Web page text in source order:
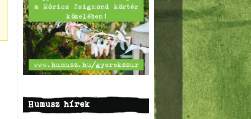
Humusz hírek